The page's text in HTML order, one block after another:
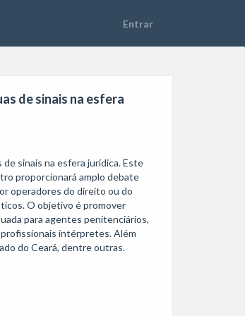
de sinais na esfera
sinais na esfera jurídica. Este
proporcionará amplo debate
operadores do direito ou do
O objetivo é promover
para agentes penitenciários,
intérpretes. Além
do Ceará, dentre outras.